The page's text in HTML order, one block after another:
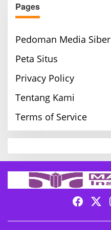
Pages
Pedoman Media Siber
Peta Situs
Privacy Policy
Tentang Kami
Terms of Service